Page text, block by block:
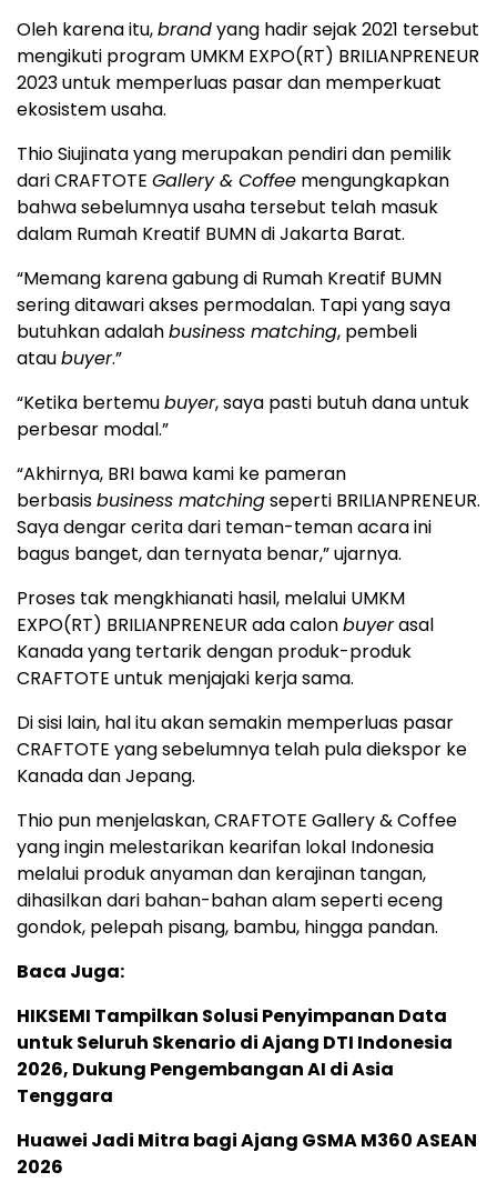
Oleh karena itu,brandyang hadir sejak 2021 tersebut
mengikuti program UMKM EXPO(RT) BRILIANPRENEUR
2023 untuk memperluas pasar dan memperkuat
ekosistem usaha.
Thio Siujinata yang merupakan pendiri dan pemilik
dari CRAFTOTE Gallery & Coffee mengungkapkan
bahwa sebelumnya usaha tersebut telah masuk
dalam Rumah Kreatif BUMN di Jakarta Barat.
“Memang karena gabung di Rumah Kreatif BUMN
sering ditawari akses permodalan. Tapi yang saya
butuhkan adalahbusiness matching, pembeli
ataubuyer.”
“Ketika bertemubuyer, saya pasti butuh dana untuk
perbesar modal.”
“Akhirnya, BRI bawa kami ke pameran
berbasisbusiness matchingseperti BRILIANPRENEUR.
Saya dengar cerita dari teman-teman acara ini
bagus banget, dan ternyata benar,” ujarnya.
Proses tak mengkhianati hasil, melalui UMKM
EXPO(RT) BRILIANPRENEUR ada calonbuyerasal
Kanada yang tertarik dengan produk-produk
CRAFTOTE untuk menjajaki kerja sama.
Di sisi lain, hal itu akan semakin memperluas pasar
CRAFTOTE yang sebelumnya telah pula diekspor ke
Kanada dan Jepang.
Thio pun menjelaskan, CRAFTOTE Gallery & Coffee
yang ingin melestarikan kearifan lokal Indonesia
melalui produk anyaman dan kerajinan tangan,
dihasilkan dari bahan-bahan alam seperti eceng
gondok, pelepah pisang, bambu, hingga pandan.
Baca Juga:
HIKSEMI Tampilkan Solusi Penyimpanan Data
untuk Seluruh Skenario di Ajang DTI Indonesia
2026, Dukung Pengembangan AI di Asia
Tenggara
Huawei Jadi Mitra bagi Ajang GSMA M360 ASEAN
2026